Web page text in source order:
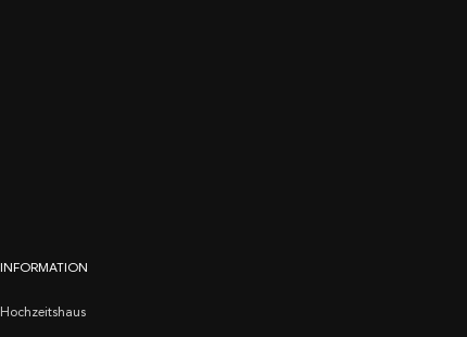
INFORMATION
Hochzeitshaus